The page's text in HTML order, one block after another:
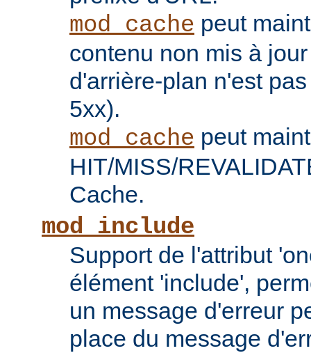
mod_cache peut
contenu non mis à
d'arrière-plan n'est
5xx).
mod_cache peut
HIT/MISS/
Cache.
mod_include
Support de l'attribut
élément 'include',
un message d'erreur
place du message